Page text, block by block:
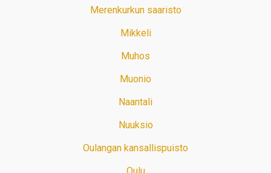
Merenkurkun saaristo
Mikkeli
Muhos
Muonio
Naantali
Nuuksio
Oulangan kansallispuisto